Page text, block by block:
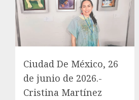
Ciudad De México, 26
de junio de 2026.-
Cristina Martínez